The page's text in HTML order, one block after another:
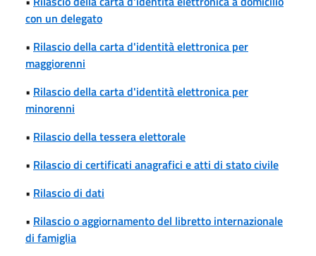
con un delegato
• Rilascio della carta d'identità elettronica per
maggiorenni
• Rilascio della carta d'identità elettronica per
minorenni
• Rilascio della tessera elettorale
• Rilascio di certificati anagrafici e atti di stato civile
• Rilascio di dati
• Rilascio o aggiornamento del libretto internazionale
di famiglia